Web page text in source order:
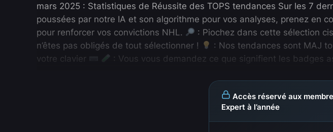
mars 2025 : Statistiques de Réussite des TOPS tendances Sur les 7
poussées par notre IA et son algorithme pour vos analyses, prenez en
pour renforcer vos convictions NHL.
: Piochez dans cette sélection
n’êtes pas obligés de tout sélectionner !
: Nos tendances sont MAJ
votre clavier
: Vous vous demandez ce que signifient les badges
Accès réservé aux
Expert à l’année